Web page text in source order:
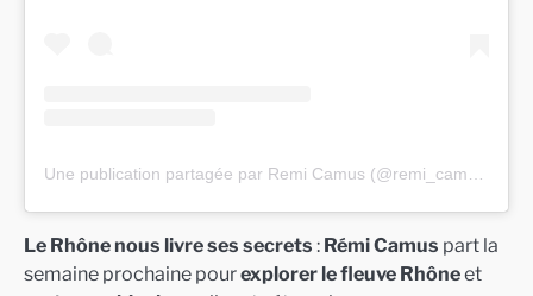
Le Rhône nous livre ses secrets : Rémi Camus part la
semaine prochaine pourexplorer le fleuve Rhôneet